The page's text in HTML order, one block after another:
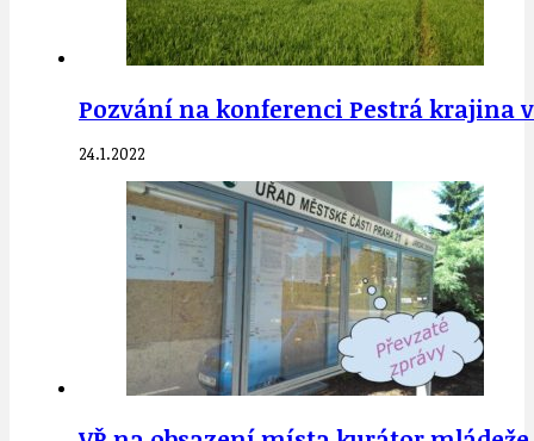
Pozvání na konferenci Pestrá krajina
24.1.2022